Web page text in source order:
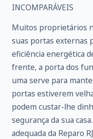
INCOMPARÁVEIS
Muitos proprietários
suas portas externas
eficiência energética
frente, a porta dos
uma serve para
portas estiverem
podem custar-lhe
segurança da sua
adequada da Reparo